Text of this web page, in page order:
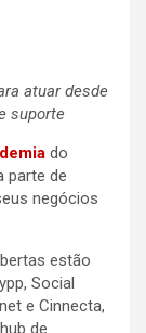
atuar desde
suporte
do
parte de
negócios
estão
Social
e Cinnecta,
de